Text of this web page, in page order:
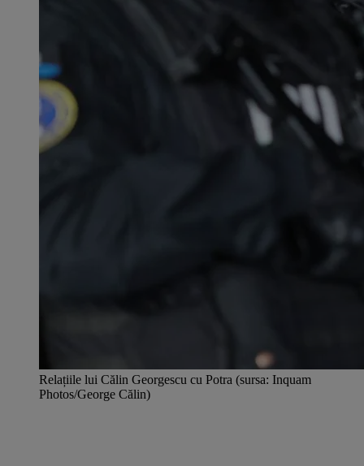
Relațiile lui Călin Georgescu cu Potra (sursa: Inquam
Photos/George Călin)